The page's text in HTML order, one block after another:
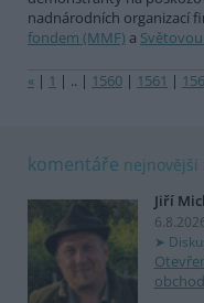
nadnárodních organizací
fondem (MMF) a
« | 1 | .. | 1560 | 1561 |
komentáře nejnovější
Jiří